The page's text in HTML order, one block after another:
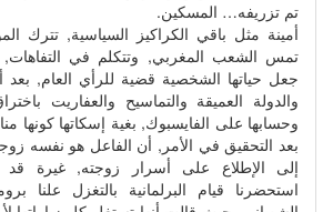
تم تزريفه… المسكين.
أمينة مثل باقي الكراكيز السياسية, تترك
تمس الشعب المغربي, وتتكلم في التفاهات,
جعل حياتها الشخصية قضية للرأي العام, بعد
والدولة العميقة والتماسيح والعفاريت باختراق
وحسابها على الفايسبوك, بغية إسكاتها كونها
بعد التحقيق في الأمر, أن الفاعل هو نفسه زوجها
إلى الإطلاع على أسرار زوجته, غيرة قد
استحضرنا قيام البرلمانية بالتغزل علنا